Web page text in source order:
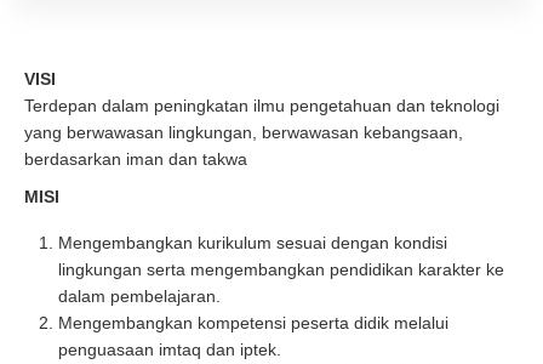
VISI
Terdepan dalam peningkatan ilmu pengetahuan dan teknologi
yang berwawasan lingkungan, berwawasan kebangsaan,
berdasarkan iman dan takwa
MISI
Mengembangkan kurikulum sesuai dengan kondisi
lingkungan serta mengembangkan pendidikan karakter ke
dalam pembelajaran.
Mengembangkan kompetensi peserta didik melalui
penguasaan imtaq dan iptek.